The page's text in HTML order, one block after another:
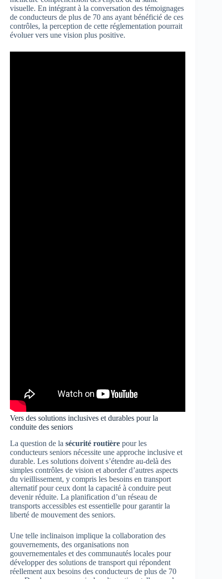
visuelle. En intégrant à la conversation des témoignages
de conducteurs de plus de 70 ans ayant bénéficié de ces
contrôles, la perception de cette réglementation pourrait
évoluer vers une vision plus positive.
Vers des solutions inclusives et durables pour la
conduite des seniors
La question de la sécurité routière pour les
conducteurs seniors nécessite une approche inclusive et
durable. Les solutions doivent s’étendre au-delà des
simples contrôles de vision et aborder d’autres aspects
du vieillissement, y compris les besoins en transport
alternatif pour ceux dont la capacité à conduire peut
devenir réduite. La planification d’un réseau de
transports accessibles est essentielle pour garantir la
liberté de mouvement des seniors.
Une telle inclinaison implique la collaboration des
gouvernements, des organisations non
gouvernementales et des communautés locales pour
développer des solutions de transport qui répondent
réellement aux besoins des conducteurs de plus de 70